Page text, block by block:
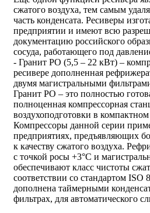
сжатого воздуха, тем самым
часть конденсата. Ресиверы
предприятии и имеют всю
документацию российского
сосуда, работающего под
- Гранит РО (5,5 – 22 кВт) –
ресивере дополненная
двумя магистральными
Гранит РО – это полностью
полноценная компрессорная
воздухоподготовки в
Компрессоры данной серии
предприятиях, предъявляющих
к качеству сжатого воздуха.
с точкой росы +3°С и
обеспечивают класс чистоты
соответствии со стандартом ISO
дополнена таймерными
фильтрах, для автоматического